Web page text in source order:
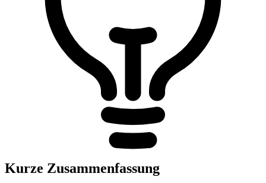
Kurze Zusammenfassung